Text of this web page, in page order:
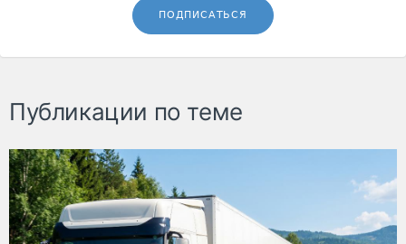
ПОДПИСАТЬСЯ
Публикации по теме